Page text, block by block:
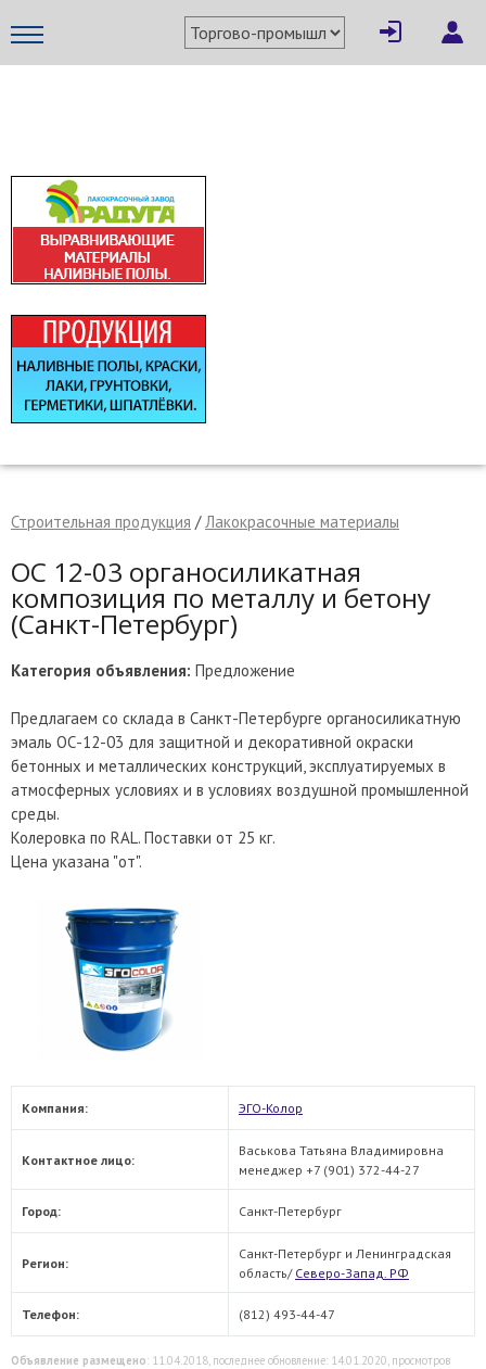
Строительная продукция /Лакокрасочные материалы
ОС 12-03 органосиликатная
композиция по металлу и бетону
(Санкт-Петербург)
Категория объявления: Предложение
Предлагаем со склада в Санкт-Петербурге органосиликатную
эмаль ОС-12-03 для защитной и декоративной окраски
бетонных и металлических конструкций, эксплуатируемых в
атмосферных условиях и в условиях воздушной промышленной
среды.
Колеровка по RAL. Поставки от 25 кг.
Цена указана "от".
× Написать поставщику
Компания: ЭГО-Колор
Контактное лицо:
Васькова Татьяна Владимировна
менеджер +7 (901) 372-44-27
Город: Санкт-Петербург
Регион:
Санкт-Петербург и Ленинградская
область/ Северо-Запад. РФ
Телефон: (812) 493-44-47
Объявление размещено: 11.04.2018, последнее обновление: 14.01.2020, просмотров